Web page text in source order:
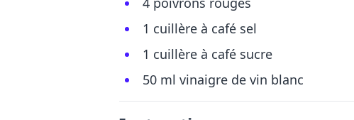
1 cuillère à café sel
1 cuillère à café sucre
50 ml vinaigre de vin blanc